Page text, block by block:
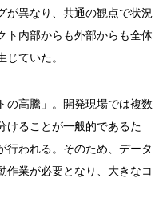
が異なり、共通の観点で状況
ト内部からも外部からも全体
ていた。
の高騰」。開発現場では複数
けることが一般的であるた
行われる。そのため、データ
作業が必要となり、大きなコ